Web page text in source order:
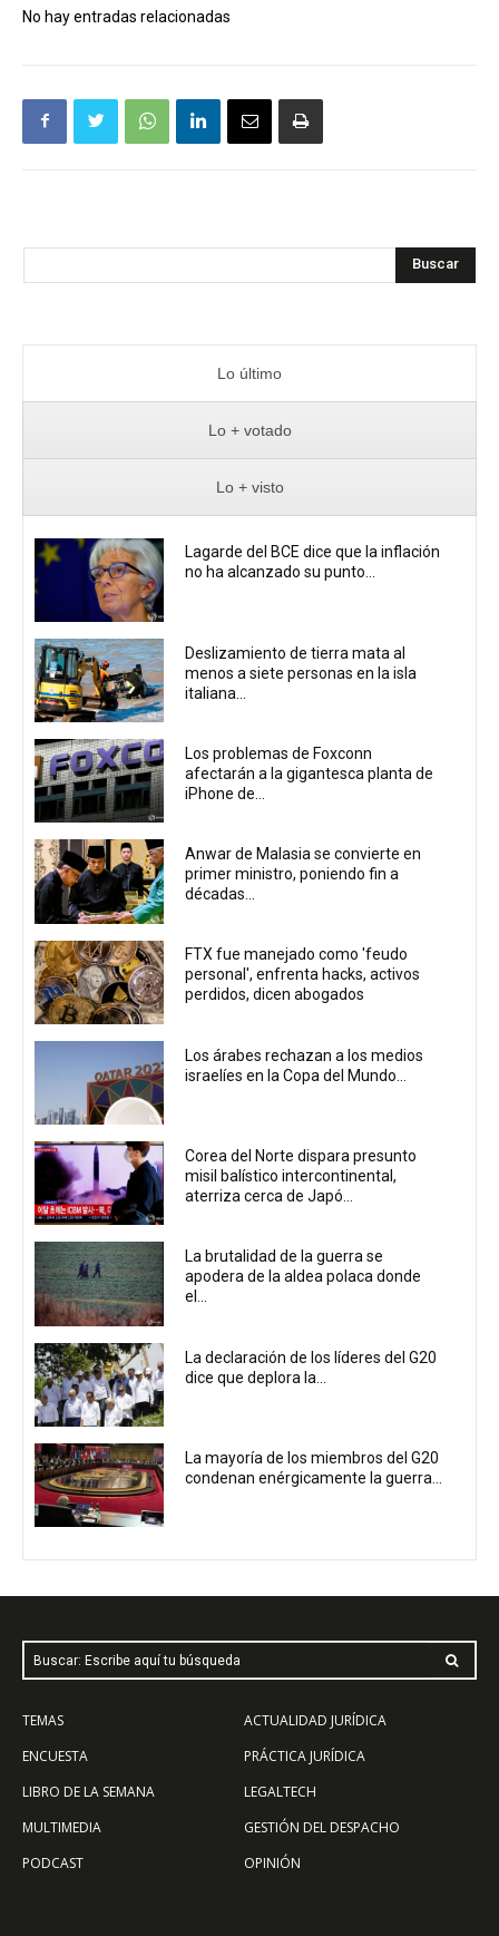
No hay entradas relacionadas
Buscar
Lo último
Lo + votado
Lo + visto
Lagarde del BCE dice que la inflación
no ha alcanzado su punto...
Deslizamiento de tierra mata al
menos a siete personas en la isla
italiana...
Los problemas de Foxconn
afectarán a la gigantesca planta de
iPhone de...
Anwar de Malasia se convierte en
primer ministro, poniendo fin a
décadas...
FTX fue manejado como 'feudo
personal', enfrenta hacks, activos
perdidos, dicen abogados
Los árabes rechazan a los medios
israelíes en la Copa del Mundo...
Corea del Norte dispara presunto
misil balístico intercontinental,
aterriza cerca de Japó...
La brutalidad de la guerra se
apodera de la aldea polaca donde
el...
La declaración de los líderes del G20
dice que deplora la...
La mayoría de los miembros del G20
condenan enérgicamente la guerra...
Buscar: Escribe aquí tu búsqueda
TEMAS
ENCUESTA
LIBRO DE LA SEMANA
MULTIMEDIA
PODCAST
ACTUALIDAD JURÍDICA
PRÁCTICA JURÍDICA
LEGALTECH
GESTIÓN DEL DESPACHO
OPINIÓN